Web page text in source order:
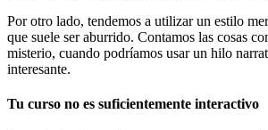
Por otro lado, tendemos a utilizar un estilo
que suele ser aburrido. Contamos las cosas
misterio, cuando podríamos usar un hilo
interesante.
Tu curso no es suficientemente interactivo